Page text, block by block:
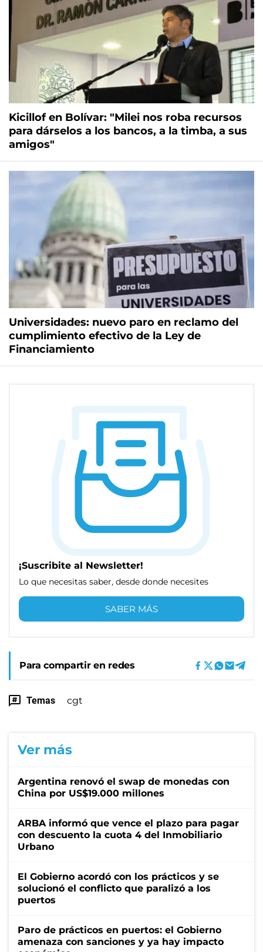
Kicillof en Bolívar: "Milei nos roba recursos
para dárselos a los bancos, a la timba, a sus
amigos"
Universidades: nuevo paro en reclamo del
cumplimiento efectivo de la Ley de
Financiamiento
¡Suscribite al Newsletter!
Lo que necesitas saber, desde donde necesites
SABER MÁS
Para compartir en redes
Temas cgt
Ver más
Argentina renovó el swap de monedas con
China por US$19.000 millones
ARBA informó que vence el plazo para pagar
con descuento la cuota 4 del Inmobiliario
Urbano
El Gobierno acordó con los prácticos y se
solucionó el conflicto que paralizó a los
puertos
Paro de prácticos en puertos: el Gobierno
amenaza con sanciones y ya hay impacto